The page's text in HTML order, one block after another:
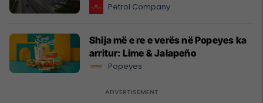
Petrol Company
Shija më e re e verës në Popeyes ka
arritur: Lime & Jalapeño
Popeyes